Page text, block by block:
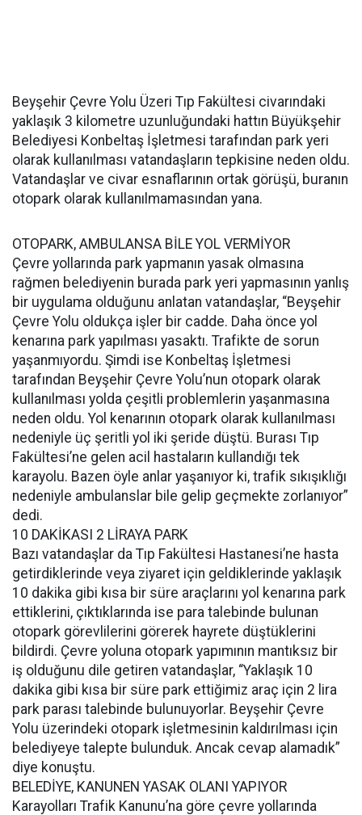
Beyşehir Çevre Yolu Üzeri Tıp Fakültesi civarındaki
yaklaşık 3 kilometre uzunluğundaki hattın Büyükşehir
Belediyesi Konbeltaş İşletmesi tarafından park yeri
olarak kullanılması vatandaşların tepkisine neden oldu.
Vatandaşlar ve civar esnaflarının ortak görüşü, buranın
otopark olarak kullanılmamasından yana.
OTOPARK, AMBULANSA BİLE YOL VERMİYOR
Çevre yollarında park yapmanın yasak olmasına
rağmen belediyenin burada park yeri yapmasının yanlış
bir uygulama olduğunu anlatan vatandaşlar, “Beyşehir
Çevre Yolu oldukça işler bir cadde. Daha önce yol
kenarına park yapılması yasaktı. Trafikte de sorun
yaşanmıyordu. Şimdi ise Konbeltaş İşletmesi
tarafından Beyşehir Çevre Yolu’nun otopark olarak
kullanılması yolda çeşitli problemlerin yaşanmasına
neden oldu. Yol kenarının otopark olarak kullanılması
nedeniyle üç şeritli yol iki şeride düştü. Burası Tıp
Fakültesi’ne gelen acil hastaların kullandığı tek
karayolu. Bazen öyle anlar yaşanıyor ki, trafik sıkışıklığı
nedeniyle ambulanslar bile gelip geçmekte zorlanıyor”
dedi.
10 DAKİKASI 2 LİRAYA PARK
Bazı vatandaşlar da Tıp Fakültesi Hastanesi’ne hasta
getirdiklerinde veya ziyaret için geldiklerinde yaklaşık
10 dakika gibi kısa bir süre araçlarını yol kenarına park
ettiklerini, çıktıklarında ise para talebinde bulunan
otopark görevlilerini görerek hayrete düştüklerini
bildirdi. Çevre yoluna otopark yapımının mantıksız bir
iş olduğunu dile getiren vatandaşlar, “Yaklaşık 10
dakika gibi kısa bir süre park ettiğimiz araç için 2 lira
park parası talebinde bulunuyorlar. Beyşehir Çevre
Yolu üzerindeki otopark işletmesinin kaldırılması için
belediyeye talepte bulunduk. Ancak cevap alamadık”
diye konuştu.
BELEDİYE, KANUNEN YASAK OLANI YAPIYOR
Karayolları Trafik Kanunu’na göre çevre yollarında